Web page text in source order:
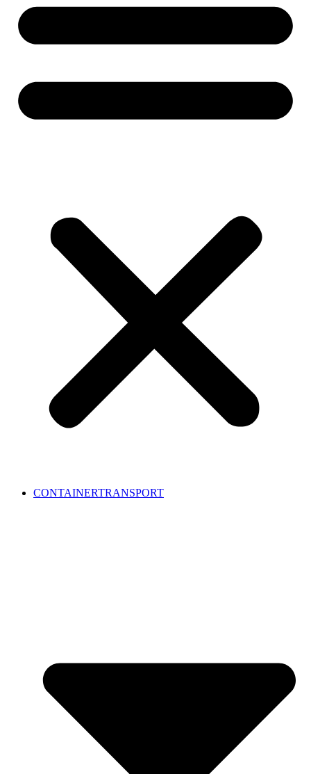
CONTAINERTRANSPORT